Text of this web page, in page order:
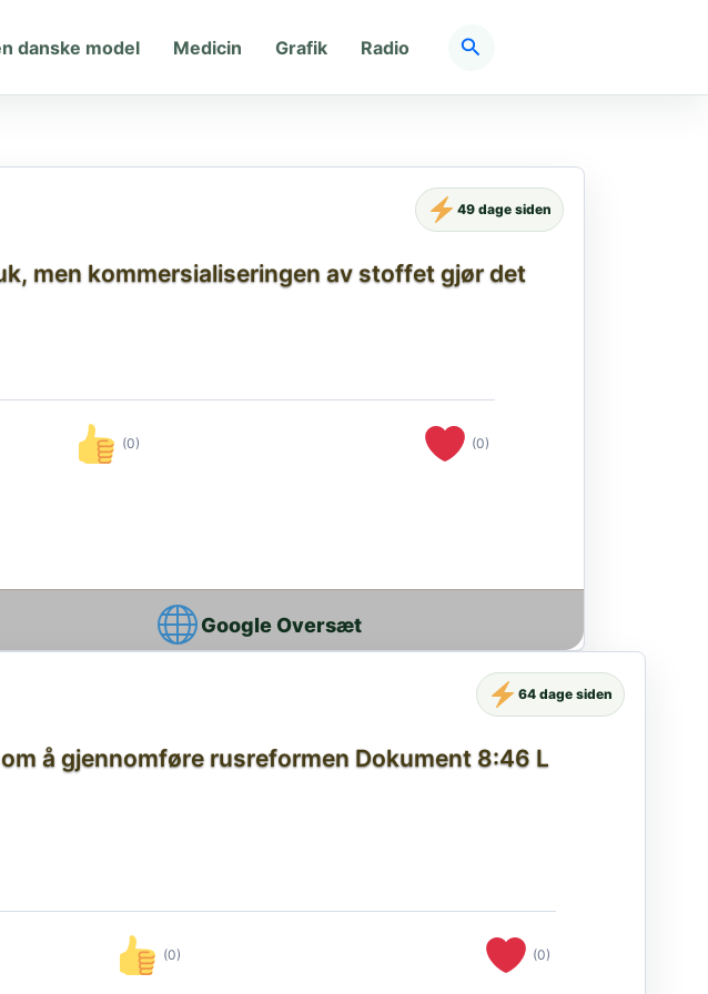
danske model Medicin Grafik Radio Søg
men kommersialiseringen av stoffet gjør det
(0) (0)
49 dage siden
Google Oversæt
å gjennomføre rusreformen Dokument 8:46 L
(0) (0)
64 dage siden